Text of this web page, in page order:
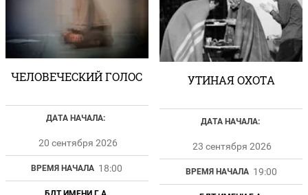
ЧЕЛОВЕЧЕСКИЙ ГОЛОС
ДАТА НАЧАЛА:
20 сентября 2026
ВРЕМЯ НАЧАЛА 18:00
УТИНАЯ ОХОТА
ДАТА НАЧАЛА:
23 сентября 2026
ВРЕМЯ НАЧАЛА 19:00